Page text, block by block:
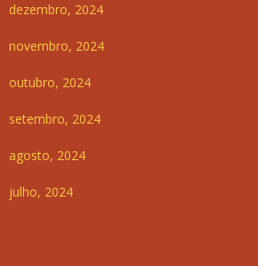
dezembro, 2024
novembro, 2024
outubro, 2024
setembro, 2024
agosto, 2024
julho, 2024